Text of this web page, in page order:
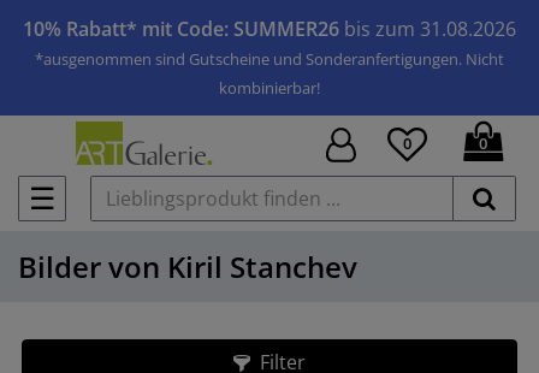
10% Rabatt* mit Code: SUMMER26 bis zum 31.08.2026
*ausgenommen sind Gutscheine und Sonderanfertigungen. Nicht
kombinierbar!
☰
0 0
Bilder von Kiril Stanchev
Filter